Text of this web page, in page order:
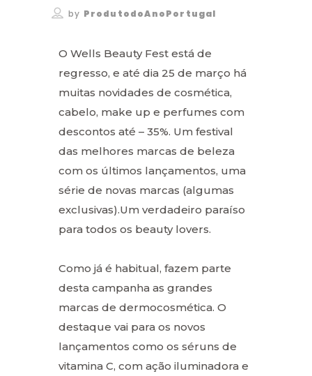
by ProdutodoAnoPortugal
O Wells Beauty Fest está de
regresso, e até dia 25 de março há
muitas novidades de cosmética,
cabelo, make up e perfumes com
descontos até – 35%. Um festival
das melhores marcas de beleza
com os últimos lançamentos, uma
série de novas marcas (algumas
exclusivas).Um verdadeiro paraíso
para todos os beauty lovers.
Como já é habitual, fazem parte
desta campanha as grandes
marcas de dermocosmética. O
destaque vai para os novos
lançamentos como os séruns de
vitamina C, com ação iluminadora e